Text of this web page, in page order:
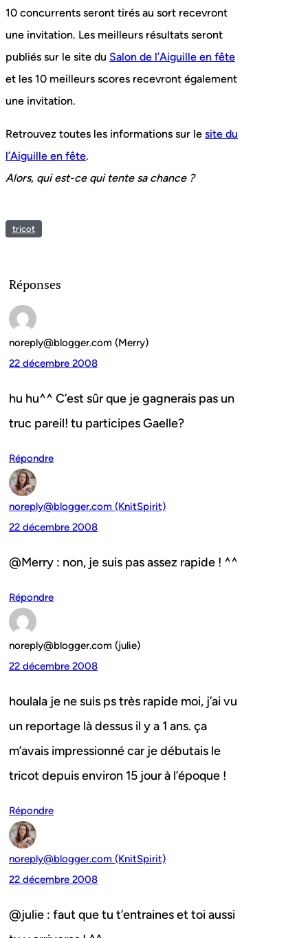
10 concurrents seront tirés au sort recevront
une invitation. Les meilleurs résultats seront
publiés sur le site du Salon de l’Aiguille en fête
et les 10 meilleurs scores recevront également
une invitation.
Retrouvez toutes les informations sur le site du
l’Aiguille en fête.
Alors, qui est-ce qui tente sa chance ?
tricot
Réponses
noreply@blogger.com (Merry)
22 décembre 2008
hu hu^^ C’est sûr que je gagnerais pas un
truc pareil! tu participes Gaelle?
Répondre
noreply@blogger.com (KnitSpirit)
22 décembre 2008
@Merry : non, je suis pas assez rapide ! ^^
Répondre
noreply@blogger.com (julie)
22 décembre 2008
houlala je ne suis ps très rapide moi, j’ai vu
un reportage là dessus il y a 1 ans. ça
m’avais impressionné car je débutais le
tricot depuis environ 15 jour à l’époque !
Répondre
noreply@blogger.com (KnitSpirit)
22 décembre 2008
@julie : faut que tu t’entraines et toi aussi